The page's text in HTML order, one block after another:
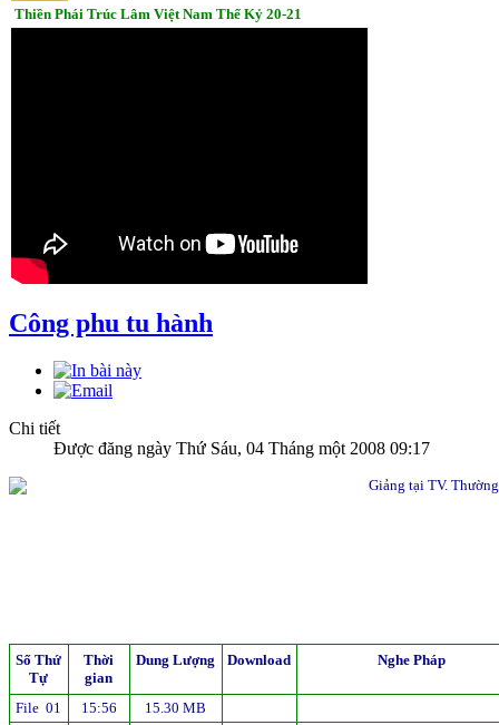
Thiền Phái Trúc Lâm Việt Nam Thế Kỷ 20-21
Công phu tu hành
Chi tiết
Được đăng ngày Thứ Sáu, 04 Tháng một 2008 09:17
Giảng tại TV.
Số Thứ
Tự
Thời
gian
Dung Lượng Download Nghe Pháp
File 01 15:56
15.30 MB